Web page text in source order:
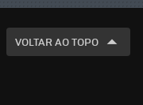
VOLTAR AO TOPO